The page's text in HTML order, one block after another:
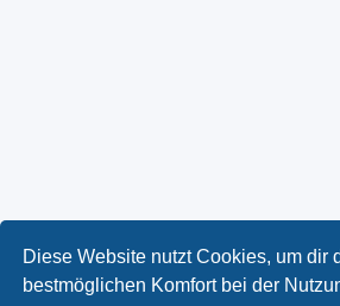
Diese Website nutzt Cookies, um dir
bestmöglichen Komfort bei der